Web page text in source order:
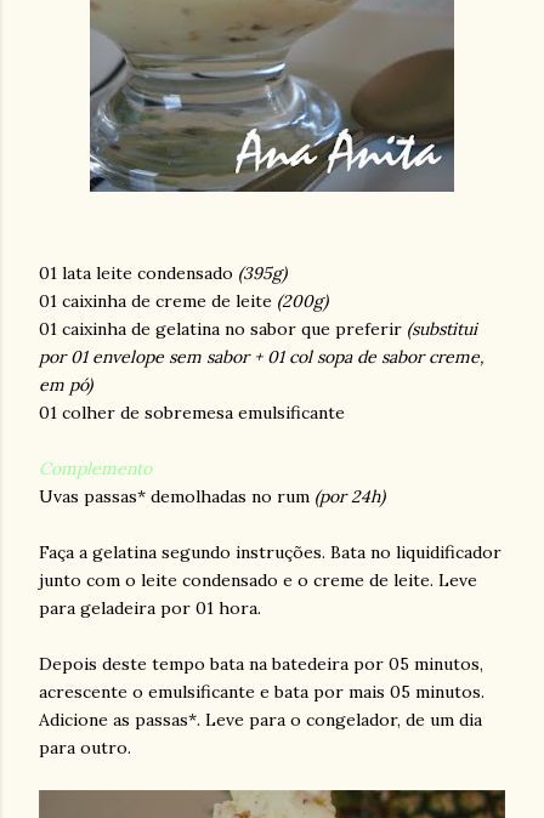
01 lata leite condensado (395g)
01 caixinha de creme de leite (200g)
01 caixinha de gelatina no sabor que preferir (substitui
por 01 envelope sem sabor + 01 col sopa de sabor creme,
em pó)
01 colher de sobremesa emulsificante
Complemento
Uvas passas* demolhadas no rum (por 24h)
Faça a gelatina segundo instruções. Bata no liquidificador
junto com o leite condensado e o creme de leite. Leve
para geladeira por 01 hora.
Depois deste tempo bata na batedeira por 05 minutos,
acrescente o emulsificante e bata por mais 05 minutos.
Adicione as passas*. Leve para o congelador, de um dia
para outro.